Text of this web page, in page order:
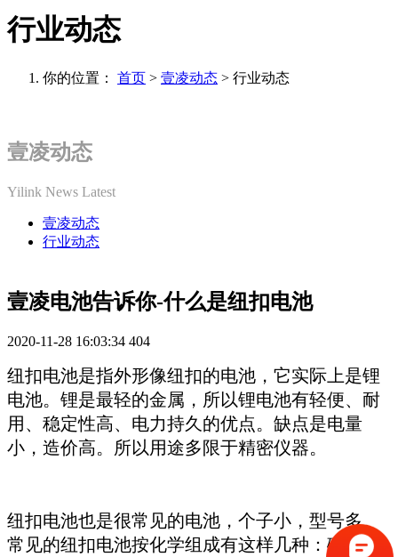
行业动态
你的位置： 首页 > 壹凌动态 > 行业动态
壹凌动态
Yilink News Latest
壹凌动态
行业动态
壹凌电池告诉你-什么是纽扣电池
2020-11-28 16:03:34 404
纽扣电池是指外形像纽扣的电池，它实际上是锂
电池。锂是最轻的金属，所以锂电池有轻便、耐
用、稳定性高、电力持久的优点。缺点是电量
小，造价高。所以用途多限于精密仪器。
纽扣电池也是很常见的电池，个子小，型号多。
常见的纽扣电池按化学组成有这样几种：碳性，